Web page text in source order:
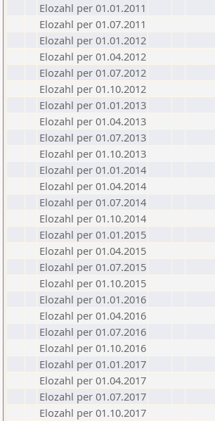
Elozahl per 01.01.2011
Elozahl per 01.07.2011
Elozahl per 01.01.2012
Elozahl per 01.04.2012
Elozahl per 01.07.2012
Elozahl per 01.10.2012
Elozahl per 01.01.2013
Elozahl per 01.04.2013
Elozahl per 01.07.2013
Elozahl per 01.10.2013
Elozahl per 01.01.2014
Elozahl per 01.04.2014
Elozahl per 01.07.2014
Elozahl per 01.10.2014
Elozahl per 01.01.2015
Elozahl per 01.04.2015
Elozahl per 01.07.2015
Elozahl per 01.10.2015
Elozahl per 01.01.2016
Elozahl per 01.04.2016
Elozahl per 01.07.2016
Elozahl per 01.10.2016
Elozahl per 01.01.2017
Elozahl per 01.04.2017
Elozahl per 01.07.2017
Elozahl per 01.10.2017